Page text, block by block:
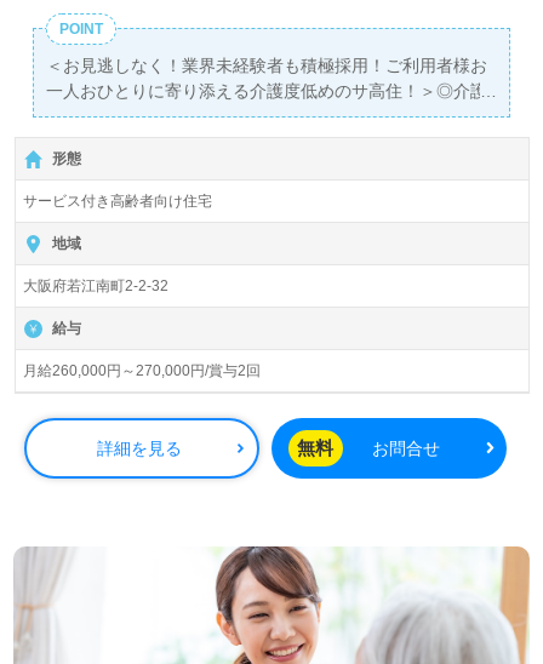
料サービスをご利用いただけます。＜非公開求人も取扱い
あり！＞"転職支援"のプロと一緒に転職活動！お問い合わ
せお待ちしております。
POINT
＜お見逃しなく！業界未経験者も積極採用！ご利用者様お
一人おひとりに寄り添える介護度低めのサ高住！＞◎介護
職/正社員募集◎
【月給260,000円～270,000円/賞与2回】＊初任者研修以上
有資格者向け求人＊『若江岩田駅』徒歩15分。
入居定員42名（42室/全室個室）『はーとらいふ若江南』
有限会社ティエラ（本社：東大阪市）様の運営です。居宅
介護支援、訪問介護、福祉用具貸与、高齢者向け住宅管理
事業を展開されています。
た。仕事時間に笑顔が増えました。』等のお声も届く事業
所様！◎
看護助手や介護職経験のある方はもちろん、これから介護
職を目指される方も幅広く募集します。職員様同士のスム
ーズな連携/協力体制、充実のOJT/それぞれの成長に合った
高住で働きたい』『転職で施設形態や環境を変えて働きた
い』等の方も大歓迎です！募集詳細等、担当コンサルタン
トよりご案内します。お問い合わせも遠慮なくお願いしま
形態
サービス付き高齢者向け住宅
地域
大阪府若江南町2-2-32
給与
月給260,000円～270,000円/賞与2回
詳細を見る 無料 お問合せ